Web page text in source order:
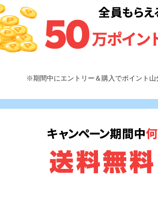
※期間中にエントリー＆購入でポイント